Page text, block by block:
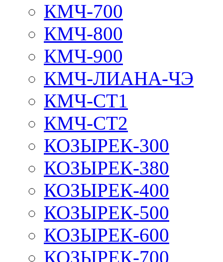
КМЧ-700
КМЧ-800
КМЧ-900
КМЧ-ЛИАНА-ЧЭ
КМЧ-СТ1
КМЧ-СТ2
КОЗЫРЕК-300
КОЗЫРЕК-380
КОЗЫРЕК-400
КОЗЫРЕК-500
КОЗЫРЕК-600
КОЗЫРЕК-700